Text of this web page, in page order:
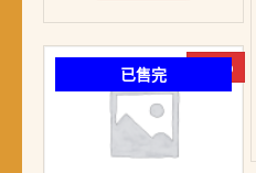
已售完 -10%